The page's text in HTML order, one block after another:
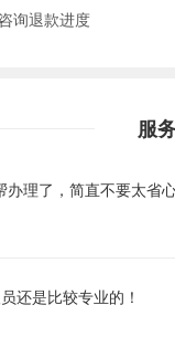
询退款进度
服
理了，简直不要太省
还是比较专业的！